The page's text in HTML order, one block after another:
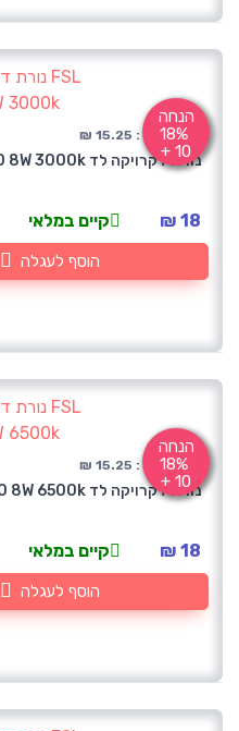
הנחה
+ 10
לפני מע"מ : 15.25 ₪
נורת דקרויקה לד FSL GU10 8W 3000k
18 ₪ קיים במלאי
הוסף לעגלה
הנחה
+ 10
לפני מע"מ : 15.25 ₪
נורת דקרויקה לד FSL GU10 8W 6500k
18 ₪ קיים במלאי
הוסף לעגלה